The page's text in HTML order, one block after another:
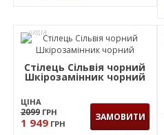
Стілець Ізо чорний А-06
ЦІНА
1 099
ПІД ЗАМОВЛЕННЯ
ВІДГУКІВ:10